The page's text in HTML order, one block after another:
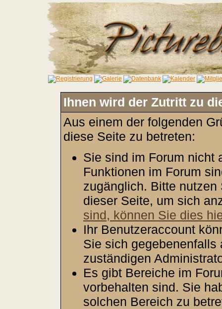
Ihnen wird der Zutritt zu
Aus einem der folgenden
diese Seite zu betreten:
Sie sind im Forum nicht
Funktionen im Forum
zugänglich. Bitte
dieser Seite, um sich
sind, können Sie dies
Ihr Benutzeraccount
Sie sich gegebenenfalls
zuständigen
Es gibt Bereiche im
vorbehalten sind. Sie
solchen Bereich zu